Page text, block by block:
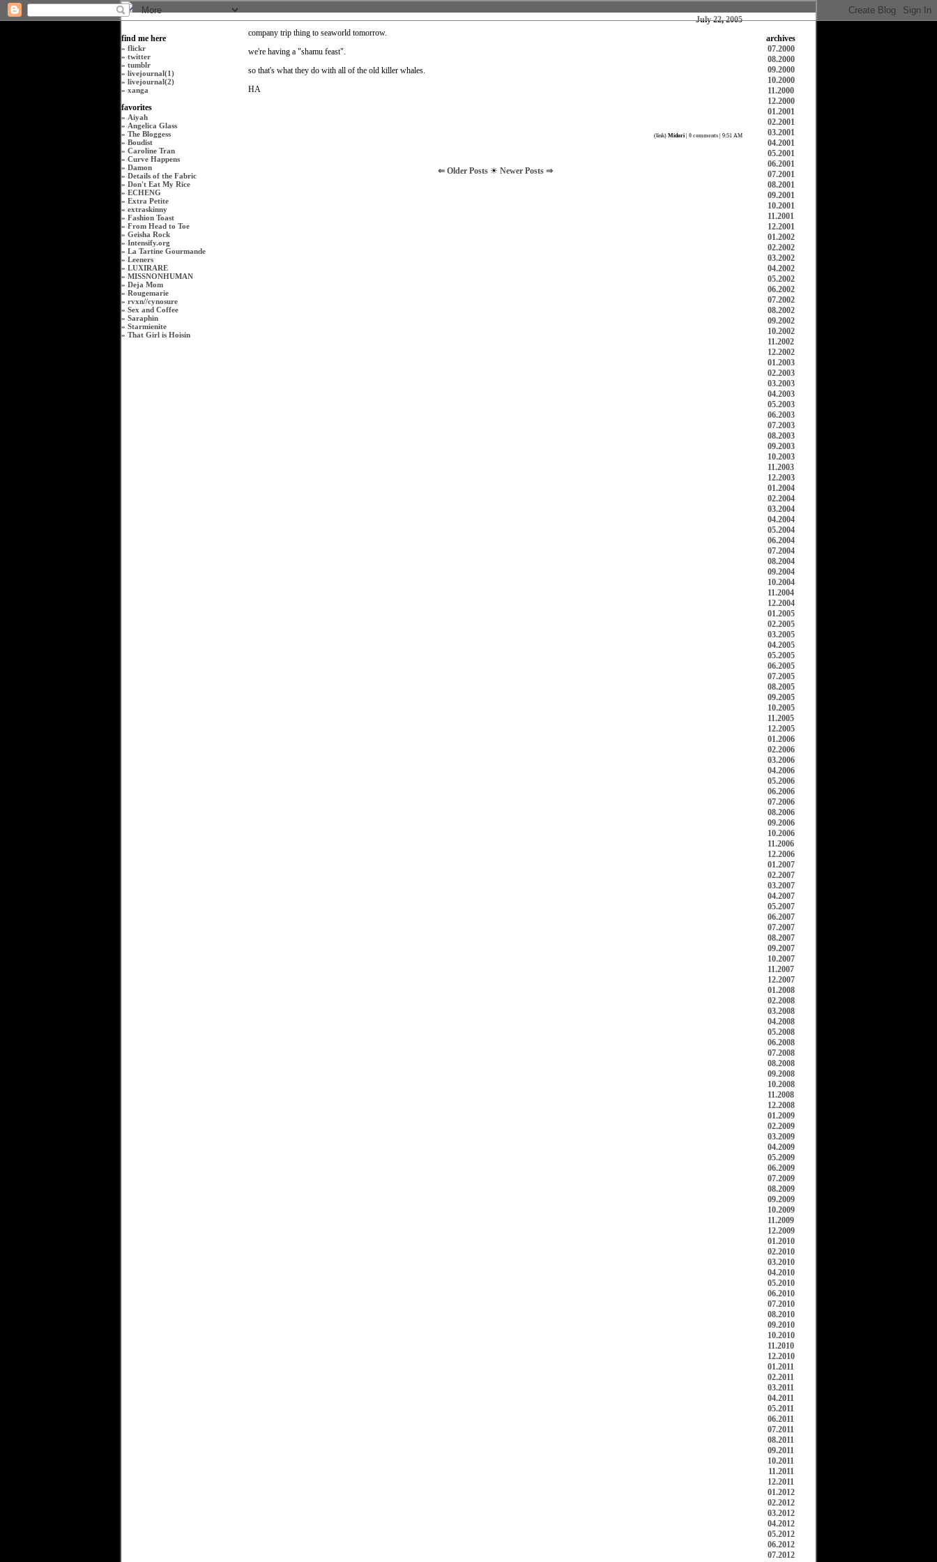
find me here
» flickr
» twitter
» tumblr
» livejournal(1)
» livejournal(2)
» xanga
favorites
» Aiyah
» Angelica Glass
» The Bloggess
» Boudist
» Caroline Tran
» Curve Happens
» Damon
» Details of the Fabric
» Don't Eat My Rice
» ECHENG
» Extra Petite
» extraskinny
» Fashion Toast
» From Head to Toe
» Geisha Rock
» Intensify.org
» La Tartine Gourmande
» Leeners
» LUXIRARE
» MISSNONHUMAN
» Deja Mom
» Rougemarie
» rvxn//cynosure
» Sex and Coffee
» Saraphin
» Starmienite
» That Girl is Hoisin
July 22, 2005
company trip thing to seaworld tomorrow.
we're having a "shamu feast".
so that's what they do with all of the old killer whales.
HA
(link) Midori| 0 comments| 9:51 AM
⇐ Older Posts ☀ Newer Posts ⇒
archives
07.2000
08.2000
09.2000
10.2000
11.2000
12.2000
01.2001
02.2001
03.2001
04.2001
05.2001
06.2001
07.2001
08.2001
09.2001
10.2001
11.2001
12.2001
01.2002
02.2002
03.2002
04.2002
05.2002
06.2002
07.2002
08.2002
09.2002
10.2002
11.2002
12.2002
01.2003
02.2003
03.2003
04.2003
05.2003
06.2003
07.2003
08.2003
09.2003
10.2003
11.2003
12.2003
01.2004
02.2004
03.2004
04.2004
05.2004
06.2004
07.2004
08.2004
09.2004
10.2004
11.2004
12.2004
01.2005
02.2005
03.2005
04.2005
05.2005
06.2005
07.2005
08.2005
09.2005
10.2005
11.2005
12.2005
01.2006
02.2006
03.2006
04.2006
05.2006
06.2006
07.2006
08.2006
09.2006
10.2006
11.2006
12.2006
01.2007
02.2007
03.2007
04.2007
05.2007
06.2007
07.2007
08.2007
09.2007
10.2007
11.2007
12.2007
01.2008
02.2008
03.2008
04.2008
05.2008
06.2008
07.2008
08.2008
09.2008
10.2008
11.2008
12.2008
01.2009
02.2009
03.2009
04.2009
05.2009
06.2009
07.2009
08.2009
09.2009
10.2009
11.2009
12.2009
01.2010
02.2010
03.2010
04.2010
05.2010
06.2010
07.2010
08.2010
09.2010
10.2010
11.2010
12.2010
01.2011
02.2011
03.2011
04.2011
05.2011
06.2011
07.2011
08.2011
09.2011
10.2011
11.2011
12.2011
01.2012
02.2012
03.2012
04.2012
05.2012
06.2012
07.2012